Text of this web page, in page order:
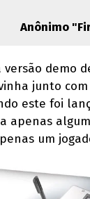
Anônimo
versão demo
junto
este foi
apenas
um